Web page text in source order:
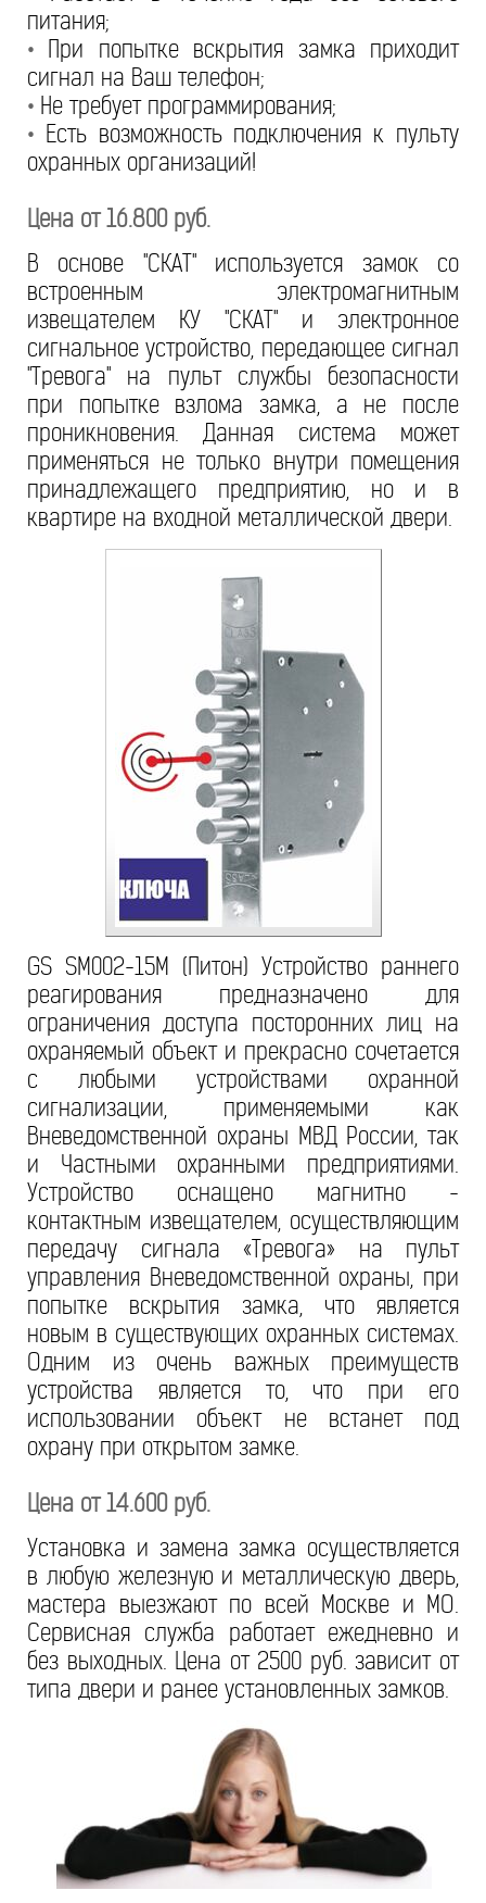
питания;
• При попытке вскрытия замка приходит
сигнал на Ваш телефон;
• Не требует программирования;
• Есть возможность подключения к пульту
охранных организаций!
Цена от 16.800 руб.
В основе "СКАТ" используется замок со
встроенным электромагнитным
извещателем КУ "СКАТ" и электронное
сигнальное устройство, передающее сигнал
"Тревога" на пульт службы безопасности
при попытке взлома замка, а не после
проникновения. Данная система может
применяться не только внутри помещения
принадлежащего предприятию, но и в
квартире на входной металлической двери.
GS SM002-15M (Питон) Устройство раннего
реагирования предназначено для
ограничения доступа посторонних лиц на
охраняемый объект и прекрасно сочетается
с любыми устройствами охранной
сигнализации, применяемыми как
Вневедомственной охраны МВД России, так
и Частными охранными предприятиями.
Устройство оснащено магнитно -
контактным извещателем, осуществляющим
передачу сигнала «Тревога» на пульт
управления Вневедомственной охраны, при
попытке вскрытия замка, что является
новым в существующих охранных системах.
Одним из очень важных преимуществ
устройства является то, что при его
использовании объект не встанет под
охрану при открытом замке.
Цена от 14.600 руб.
Установка и замена замка осуществляется
в любую железную и металлическую дверь,
мастера выезжают по всей Москве и МО.
Сервисная служба работает ежедневно и
без выходных. Цена от 2500 руб. зависит от
типа двери и ранее установленных замков.